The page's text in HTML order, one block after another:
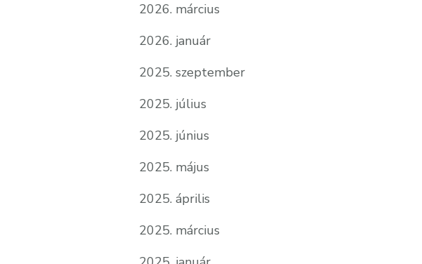
2026. március
2026. január
2025. szeptember
2025. július
2025. június
2025. május
2025. április
2025. március